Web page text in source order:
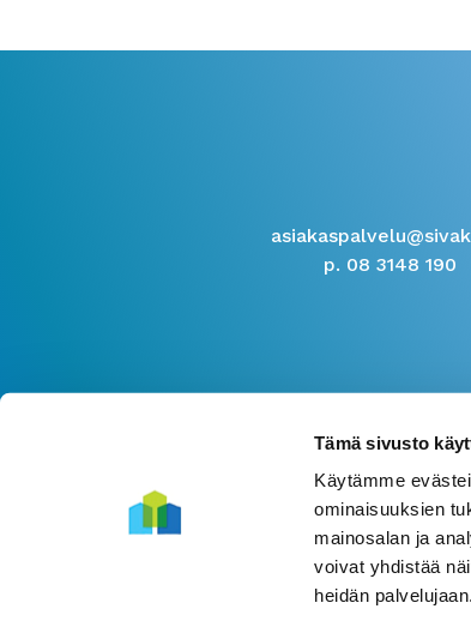
Tämä sivusto
Käytämme
ominaisuuksien
mainosalan ja
voivat yhdistää
heidän palvelujaan.
p. 08 3148 190